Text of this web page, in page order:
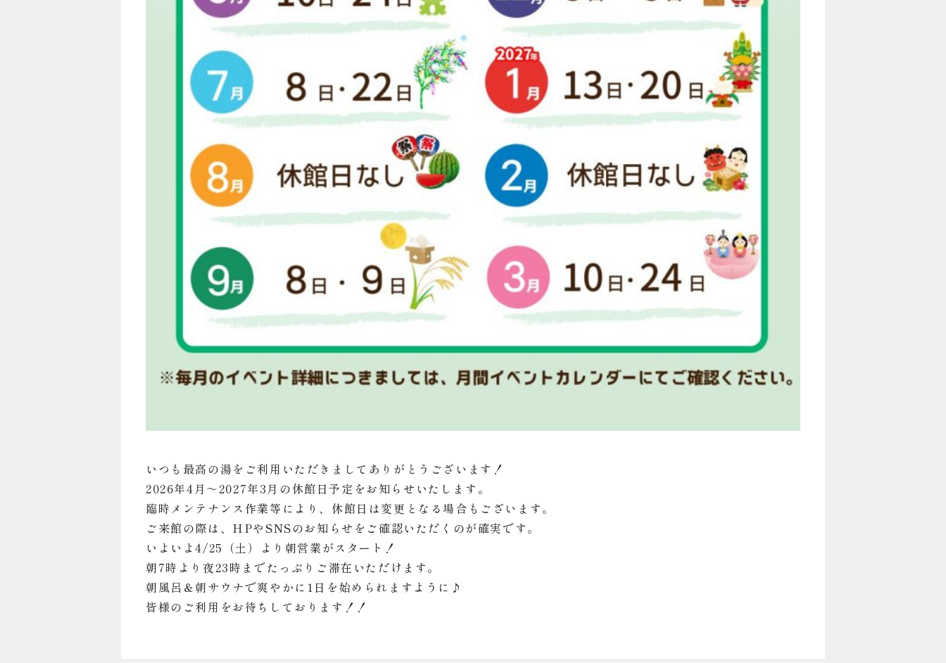
いつも最高の湯をご利用いただきましてありがとうございます！
2026年4月～2027年3月の休館日予定をお知らせいたします。
臨時メンテナンス作業等により、休館日は変更となる場合もございます。
ご来館の際は、HPやSNSのお知らせをご確認いただくのが確実です。
いよいよ4/25（土）より朝営業がスタート！
朝7時より夜23時までたっぷりご滞在いただけます。
朝風呂＆朝サウナで爽やかに1日を始められますように♪
皆様のご利用をお待ちしております！！